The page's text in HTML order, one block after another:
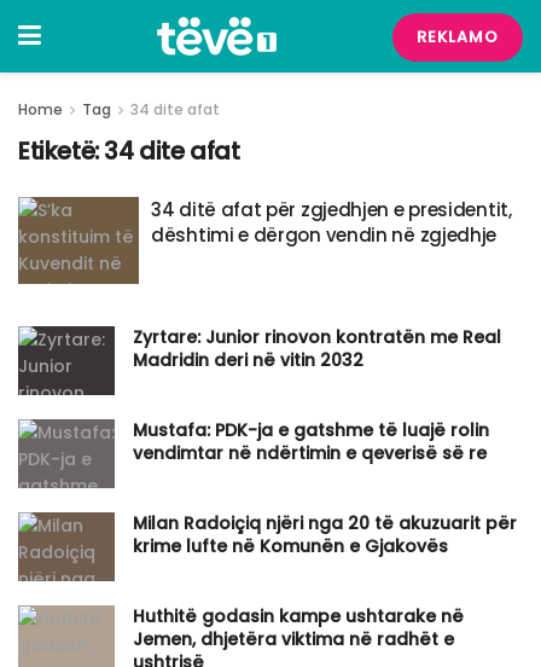
REKLAMO
Home Tag 34 dite afat
Etiketë:34 dite afat
34 ditë afat për zgjedhjen e presidentit,
dështimi e dërgon vendin në zgjedhje
Zyrtare: Junior rinovon kontratën me Real
Madridin deri në vitin 2032
Mustafa: PDK-ja e gatshme të luajë rolin
vendimtar në ndërtimin e qeverisë së re
Milan Radoiçiq njëri nga 20 të akuzuarit për
krime lufte në Komunën e Gjakovës
Huthitë godasin kampe ushtarake në
Jemen, dhjetëra viktima në radhët e